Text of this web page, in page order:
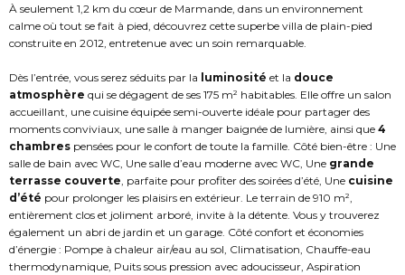
À seulement 1,2 km du cœur de Marmande, dans un environnement
calme où tout se fait à pied, découvrez cette superbe villa de plain-pied
construite en 2012, entretenue avec un soin remarquable.
Dès l’entrée, vous serez séduits par la luminosité et la douce
atmosphère qui se dégagent de ses 175 m² habitables. Elle offre un salon
accueillant, une cuisine équipée semi-ouverte idéale pour partager des
moments conviviaux, une salle à manger baignée de lumière, ainsi que 4
chambres pensées pour le confort de toute la famille. Côté bien-être : Une
salle de bain avec WC, Une salle d’eau moderne avec WC, Une grande
terrasse couverte , parfaite pour profiter des soirées d’été, Une cuisine
d’été pour prolonger les plaisirs en extérieur. Le terrain de 910 m²,
entièrement clos et joliment arboré, invite à la détente. Vous y trouverez
également un abri de jardin et un garage. Côté confort et économies
d’énergie : Pompe à chaleur air/eau au sol, Climatisation, Chauffe-eau
thermodynamique, Puits sous pression avec adoucisseur, Aspiration